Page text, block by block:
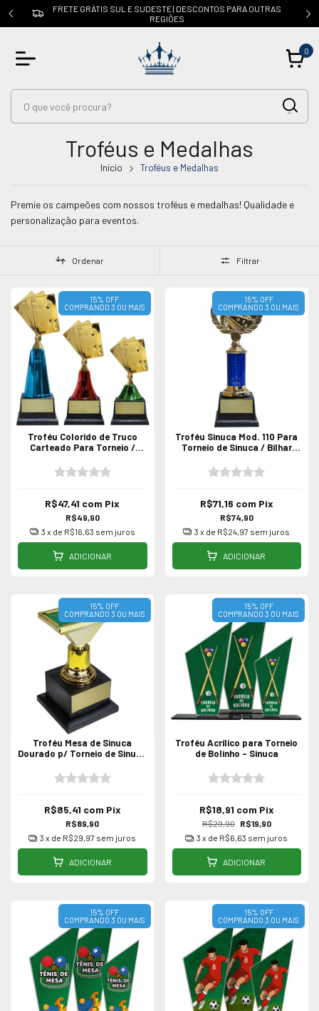
CUPOM: PRIMEIRACOMPRA | 5% OFF na 1ª compra
0
Troféus e Medalhas
Início Troféus e Medalhas
Premie os campeões com nossos troféus e medalhas! Qualidade e
personalização para eventos.
Ordenar Filtrar
15% OFF
COMPRANDO 3 OU MAIS
Troféu Colorido de Truco
Carteado Para Torneio /
R$49,90
R$47,41 com Pix
3 x de R$16,63 sem juros
ADICIONAR
15% OFF
COMPRANDO 3 OU MAIS
Troféu Sinuca Mod. 110 Para
Torneio de Sinuca / Bilhar
R$74,90
R$71,16 com Pix
3 x de R$24,97 sem juros
ADICIONAR
15% OFF
COMPRANDO 3 OU MAIS
Troféu Mesa de Sinuca
Dourado p/ Torneio de Sinuca
R$89,90
R$85,41 com Pix
3 x de R$29,97 sem juros
ADICIONAR
15% OFF
COMPRANDO 3 OU MAIS
Troféu Acrílico para Torneio
de Bolinho - Sinuca
R$29,90 R$19,90
R$18,91 com Pix
3 x de R$6,63 sem juros
ADICIONAR
15% OFF
COMPRANDO 3 OU MAIS
15% OFF
COMPRANDO 3 OU MAIS